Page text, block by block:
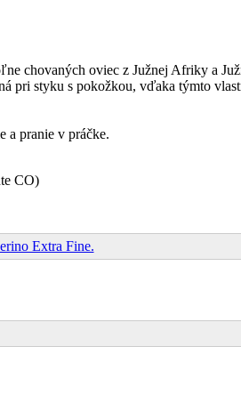
chovaných oviec z Južnej Afriky a
pri styku s pokožkou, vďaka týmto
a pranie v práčke.
CO)
Extra Fine.